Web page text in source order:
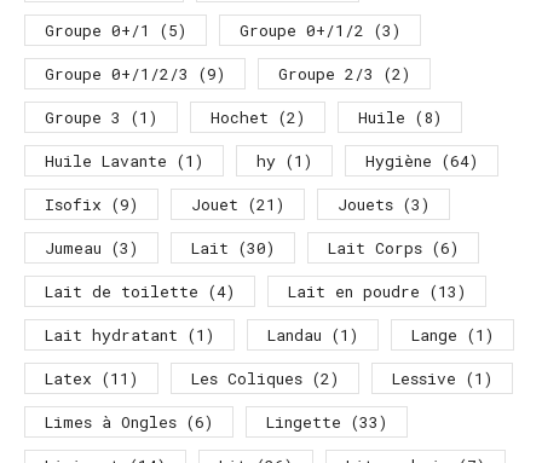
Groupe 0+/1
(5) Groupe 0+/1/2 (3)
Groupe 0+/1/2/3
(9) Groupe 2/3
(2)
Groupe 3
(1) Hochet (2) Huile (8)
Huile Lavante (1) hy (1) Hygiène (64)
Isofix (9) Jouet (21) Jouets (3)
Jumeau (3) Lait (30) Lait Corps (6)
Lait de toilette (4) Lait en poudre (13)
Lait hydratant (1) Landau (1) Lange (1)
Latex (11) Les Coliques (2) Lessive (1)
Limes à Ongles (6) Lingette (33)